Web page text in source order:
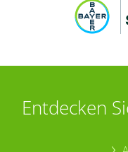
Entdecken